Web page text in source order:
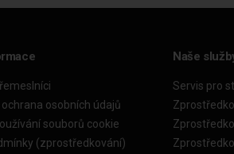
osobních údajů
souborů cookie
(zprostředkování)
Naše
Servis pro